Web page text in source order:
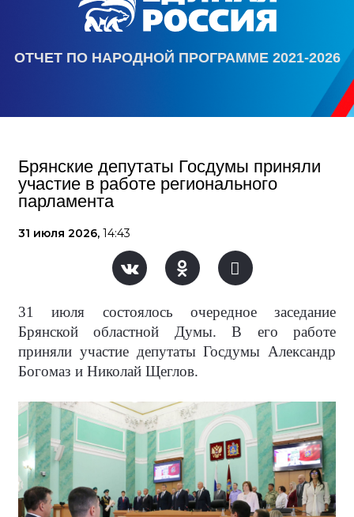
ОТЧЕТ ПО НАРОДНОЙ ПРОГРАММЕ 2021-2026
Брянские депутаты Госдумы приняли
участие в работе регионального
парламента
31 июля 2026, 14:43
31 июля состоялось очередное заседание
Брянской областной Думы. В его работе
приняли участие депутаты Госдумы Александр
Богомаз и Николай Щеглов.